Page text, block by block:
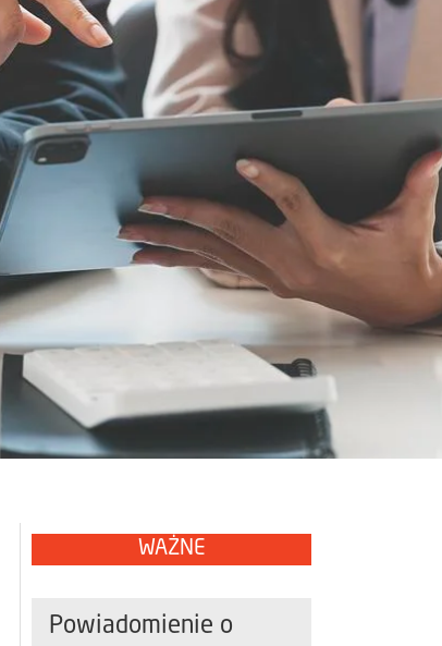
WAŻNE
Powiadomienie o